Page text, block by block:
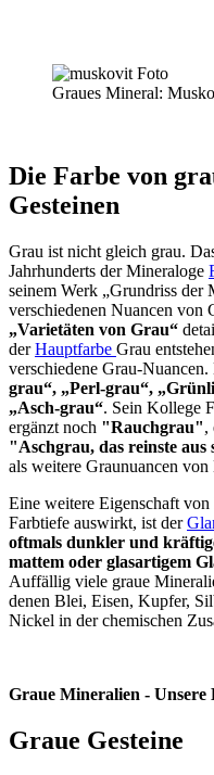
Graues Mineral:
Die Farbe von
Gesteinen
Grau ist nicht gleich grau.
Jahrhunderts der Mineraloge
seinem Werk „Grundriss der
verschiedenen Nuancen von
„Varietäten von Grau“
derHauptfarbe Grau
verschiedene Grau-
grau“, „Perl-grau“,
„Asch-grau“. Sein Kollege
ergänzt noch "Rauchgrau",
"Aschgrau, das reinste aus
als weitere Graunuancen
Eine weitere Eigenschaft
Farbtiefe auswirkt, ist der
oftmals dunkler und
mattem oder glasartigem
Auffällig viele graue
denen Blei, Eisen, Kupfer,
Nickel in der chemischen
Graue Mineralien - Unsere
Graue Gesteine